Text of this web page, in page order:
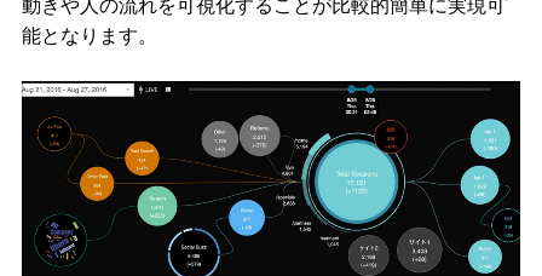
動きや人の流れを可視化することが比較的簡単に実現可
能となります。